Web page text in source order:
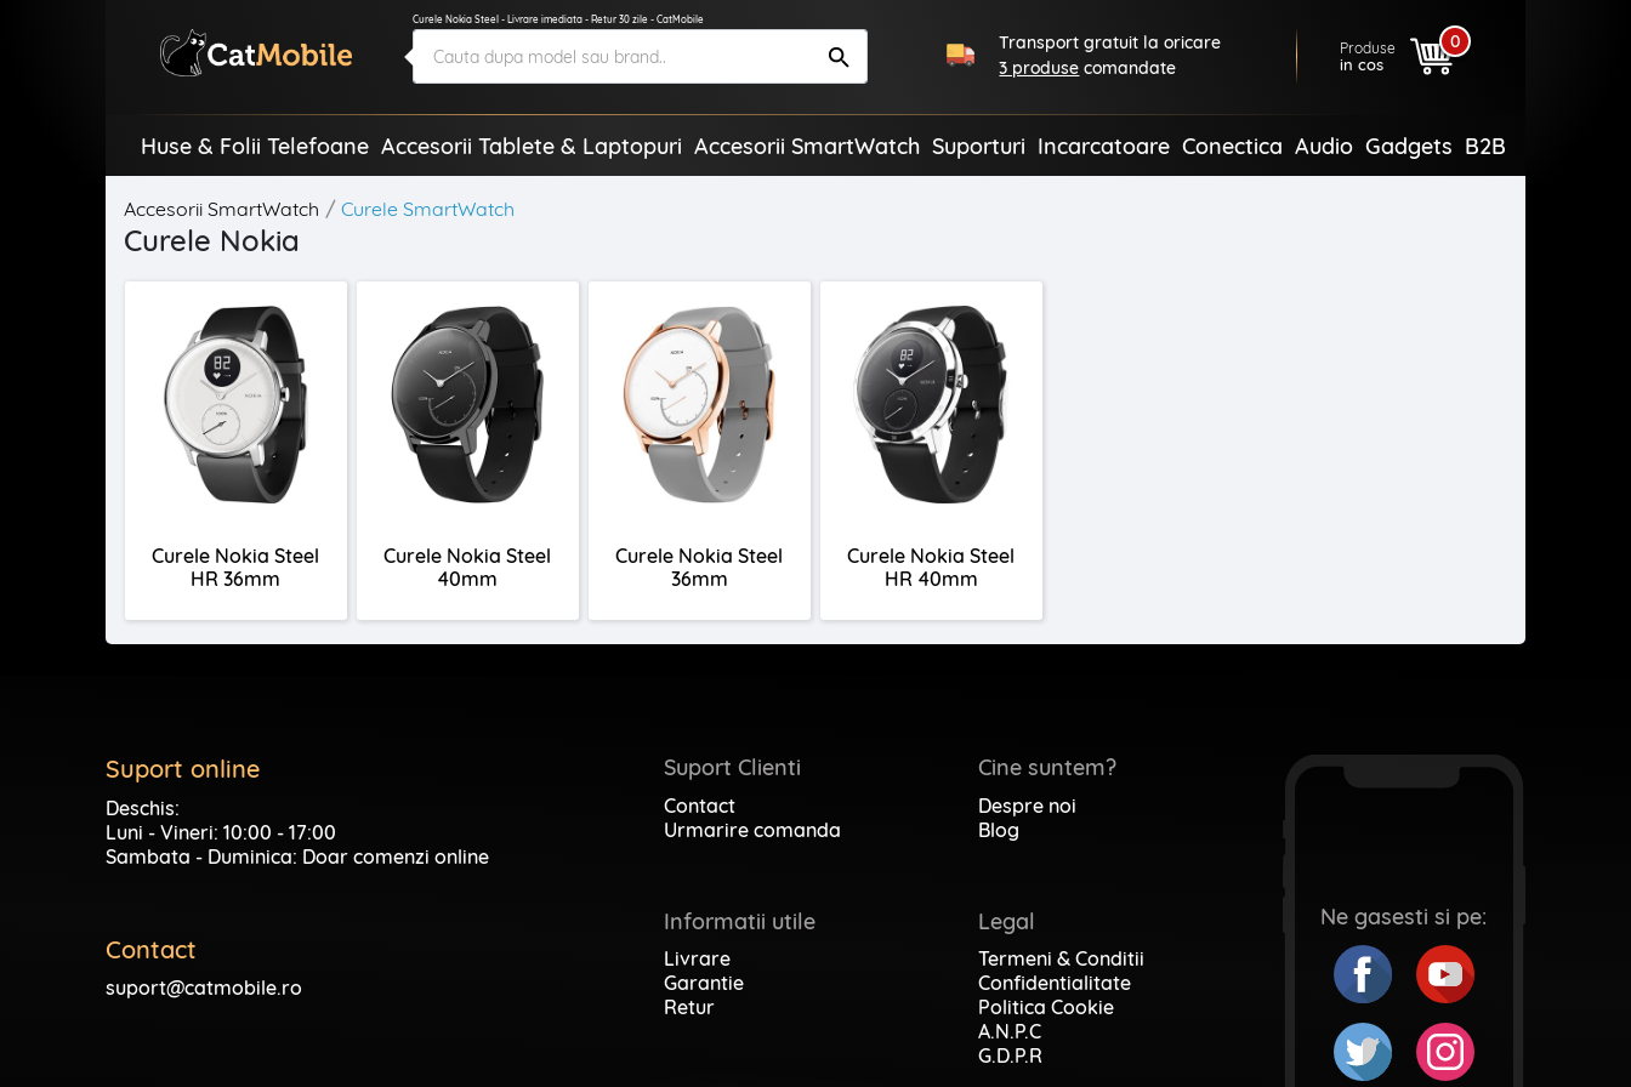
Curele Nokia Steel - Livrare imediata - Retur 30 zile - CatMobile
Transport gratuit la oricare
3 produse comandate
Produse
in cos
0
Huse & Folii Telefoane Accesorii Tablete & Laptopuri Accesorii SmartWatch Suporturi Incarcatoare Conectica Audio Gadgets B2B
Accesorii SmartWatch Curele SmartWatch
Curele Nokia
Curele Nokia Steel
HR 36mm
Curele Nokia Steel
40mm
Curele Nokia Steel
36mm
Curele Nokia Steel
HR 40mm
Suport online
Deschis:
Luni - Vineri: 10:00 - 17:00
Sambata - Duminica: Doar comenzi online
Contact
suport@catmobile.ro
Suport Clienti
Contact
Urmarire comanda
Informatii utile
Livrare
Garantie
Retur
Cine suntem?
Despre noi
Blog
Legal
Termeni & Conditii
Confidentialitate
Politica Cookie
A.N.P.C
G.D.P.R
Ne gasesti si pe: